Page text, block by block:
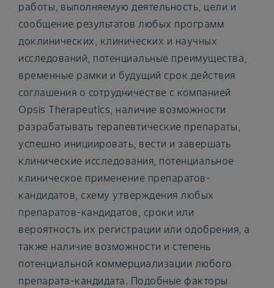
работы, выполняемую деятельность, цели и
сообщение результатов любых программ
доклинических, клинических и научных
исследований, потенциальные преимущества,
временные рамки и будущий срок действия
соглашения о сотрудничестве с компанией
Opsis Therapeutics, наличие возможности
разрабатывать терапевтические препараты,
успешно инициировать, вести и завершать
клинические исследования, потенциальное
клиническое применение препаратов-
кандидатов, схему утверждения любых
препаратов-кандидатов, сроки или
вероятность их регистрации или одобрения, а
также наличие возможности и степень
потенциальной коммерциализации любого
препарата-кандидата. Подобные факторы